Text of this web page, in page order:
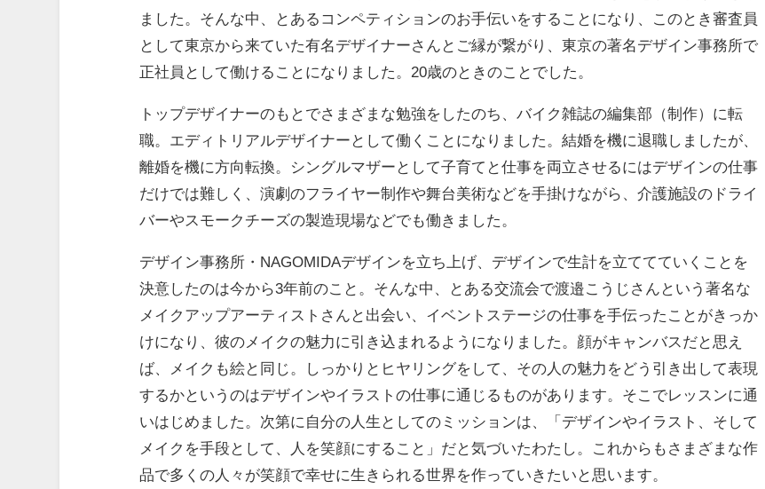
ました。そんな中、とあるコンペティションのお手伝いをすることになり、このとき審査員
として東京から来ていた有名デザイナーさんとご縁が繋がり、東京の著名デザイン事務所で
正社員として働けることになりました。20歳のときのことでした。
トップデザイナーのもとでさまざまな勉強をしたのち、バイク雑誌の編集部（制作）に転
職。エディトリアルデザイナーとして働くことになりました。結婚を機に退職しましたが、
離婚を機に方向転換。シングルマザーとして子育てと仕事を両立させるにはデザインの仕事
だけでは難しく、演劇のフライヤー制作や舞台美術などを手掛けながら、介護施設のドライ
バーやスモークチーズの製造現場などでも働きました。
デザイン事務所・NAGOMIDAデザインを立ち上げ、デザインで生計を立ててていくことを
決意したのは今から3年前のこと。そんな中、とある交流会で渡邉こうじさんという著名な
メイクアップアーティストさんと出会い、イベントステージの仕事を手伝ったことがきっか
けになり、彼のメイクの魅力に引き込まれるようになりました。顔がキャンバスだと思え
ば、メイクも絵と同じ。しっかりとヒヤリングをして、その人の魅力をどう引き出して表現
するかというのはデザインやイラストの仕事に通じるものがあります。そこでレッスンに通
いはじめました。次第に自分の人生としてのミッションは、「デザインやイラスト、そして
メイクを手段として、人を笑顔にすること」だと気づいたわたし。これからもさまざまな作
品で多くの人々が笑顔で幸せに生きられる世界を作っていきたいと思います。